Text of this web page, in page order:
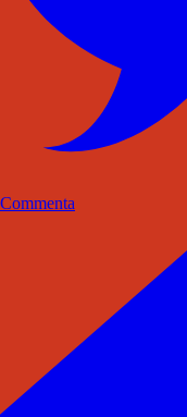
Commenta